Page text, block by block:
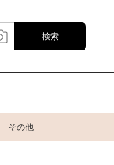
検索
その他